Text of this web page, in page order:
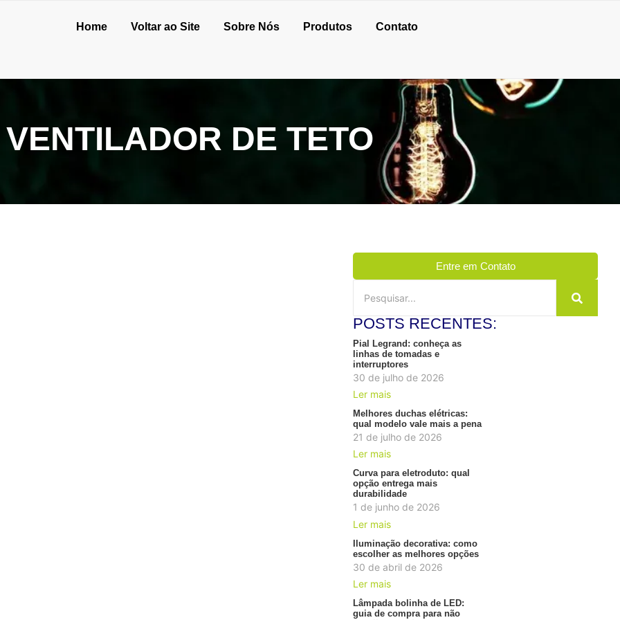
Home Voltar ao Site Sobre Nós Produtos Contato
DE TETO
Entre em Contato
POSTS RECENTES:
Pial Legrand: conheça as
linhas de tomadas e
interruptores
30 de julho de 2026
Ler mais
Melhores duchas elétricas:
qual modelo vale mais a pena
21 de julho de 2026
Ler mais
Curva para eletroduto: qual
opção entrega mais
durabilidade
1 de junho de 2026
Ler mais
Iluminação decorativa: como
escolher as melhores opções
30 de abril de 2026
Ler mais
Lâmpada bolinha de LED:
guia de compra para não